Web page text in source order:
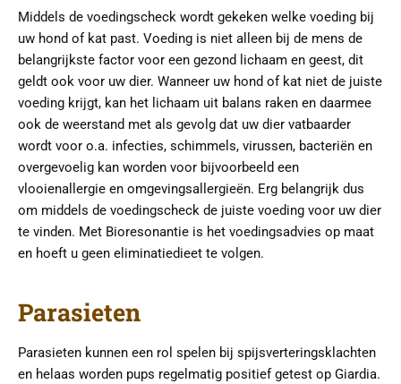
Middels de voedingscheck wordt gekeken welke voeding bij
uw hond of kat past. Voeding is niet alleen bij de mens de
belangrijkste factor voor een gezond lichaam en geest, dit
geldt ook voor uw dier. Wanneer uw hond of kat niet de juiste
voeding krijgt, kan het lichaam uit balans raken en daarmee
ook de weerstand met als gevolg dat uw dier vatbaarder
wordt voor o.a. infecties, schimmels, virussen, bacteriën en
overgevoelig kan worden voor bijvoorbeeld een
vlooienallergie en omgevingsallergieën. Erg belangrijk dus
om middels de voedingscheck de juiste voeding voor uw dier
te vinden. Met Bioresonantie is het voedingsadvies op maat
en hoeft u geen eliminatiedieet te volgen.
Parasieten
Parasieten kunnen een rol spelen bij spijsverteringsklachten
en helaas worden pups regelmatig positief getest op Giardia.